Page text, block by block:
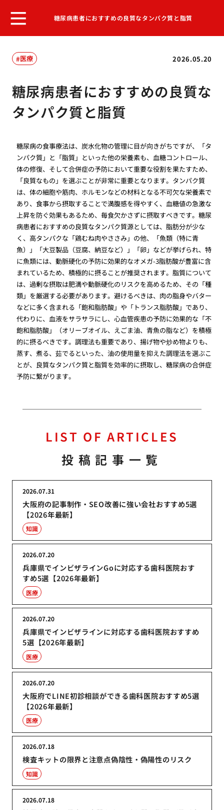
糖尿病患者におすすめの良質なタンパク質と脂質
2026.05.20
医療
糖尿病患者におすすめの良質な
タンパク質と脂質
糖尿病の食事療法は、炭水化物の管理に目が向きがちですが、「タ
ンパク質」と「脂質」といった他の栄養素も、血糖コントロール、
体の修復、そして合併症の予防において重要な役割を果たすため、
「良質なもの」を選ぶことが非常に重要となります。タンパク質
は、体の細胞や筋肉、ホルモンなどの材料となる不可欠な栄養素で
あり、食事から摂取することで満腹感を得やすく、血糖値の急激な
上昇を防ぐ効果もあるため、毎食欠かさずに摂取すべきです。糖尿
病患者におすすめの良質なタンパク質源としては、脂肪分が少な
く、高タンパクな「鶏むね肉やささみ」の他、「魚類（特に青
魚）」「大豆製品（豆腐、納豆など）」「卵」などが挙げられ、特
に魚類には、動脈硬化の予防に効果的なオメガ-3脂肪酸が豊富に含
まれているため、積極的に摂ることが推奨されます。脂質について
は、過剰な摂取は肥満や動脈硬化のリスクを高めるため、その「種
類」を厳選する必要があります。避けるべきは、肉の脂身やバター
などに多く含まれる「飽和脂肪酸」や「トランス脂肪酸」であり、
代わりに、血液をサラサラにし、心血管疾患の予防に効果的な「不
飽和脂肪酸」（オリーブオイル、えごま油、青魚の脂など）を積極
的に摂るべきです。調理法も重要であり、揚げ物や炒め物よりも、
蒸す、煮る、茹でるといった、油の使用量を抑えた調理法を選ぶこ
とが、良質なタンパク質と脂質を効率的に摂取し、糖尿病の合併症
予防に繋がります。
LIST OF ARTICLES
投稿記事一覧
大阪府の記事制作・SEO改善に強い会社おすすめ5選
【2026年最新】
2026.07.31
知識
兵庫県でインビザラインGoに対応する歯科医院おす
すめ5選【2026年最新】
2026.07.20
医療
兵庫県でインビザラインに対応する歯科医院おすすめ
5選【2026年最新】
2026.07.20
医療
大阪府でLINE初診相談ができる歯科医院おすすめ5選
【2026年最新】
2026.07.20
医療
検査キットの限界と注意点偽陰性・偽陽性のリスク
2026.07.18
知識
2026.07.18